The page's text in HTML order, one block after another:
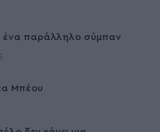
ένα παράλληλο σύμπαν
Μπέου